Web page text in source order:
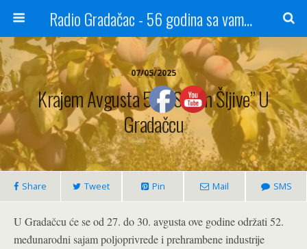
Radio Gradačac - 56 godina sa vama...
07/05/2025
Krajem Avgusta 52. “Sajam Šljive” U
Gradačcu
Share Tweet Pin Mail SMS
U Gradačcu će se od 27. do 30. avgusta ove godine održati 52.
međunarodni sajam poljoprivrede i prehrambene industrije